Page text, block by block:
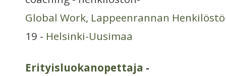
Global Work, Lappeenrannan
19 - Helsinki-Uusimaa
Erityisluokanopettaja -